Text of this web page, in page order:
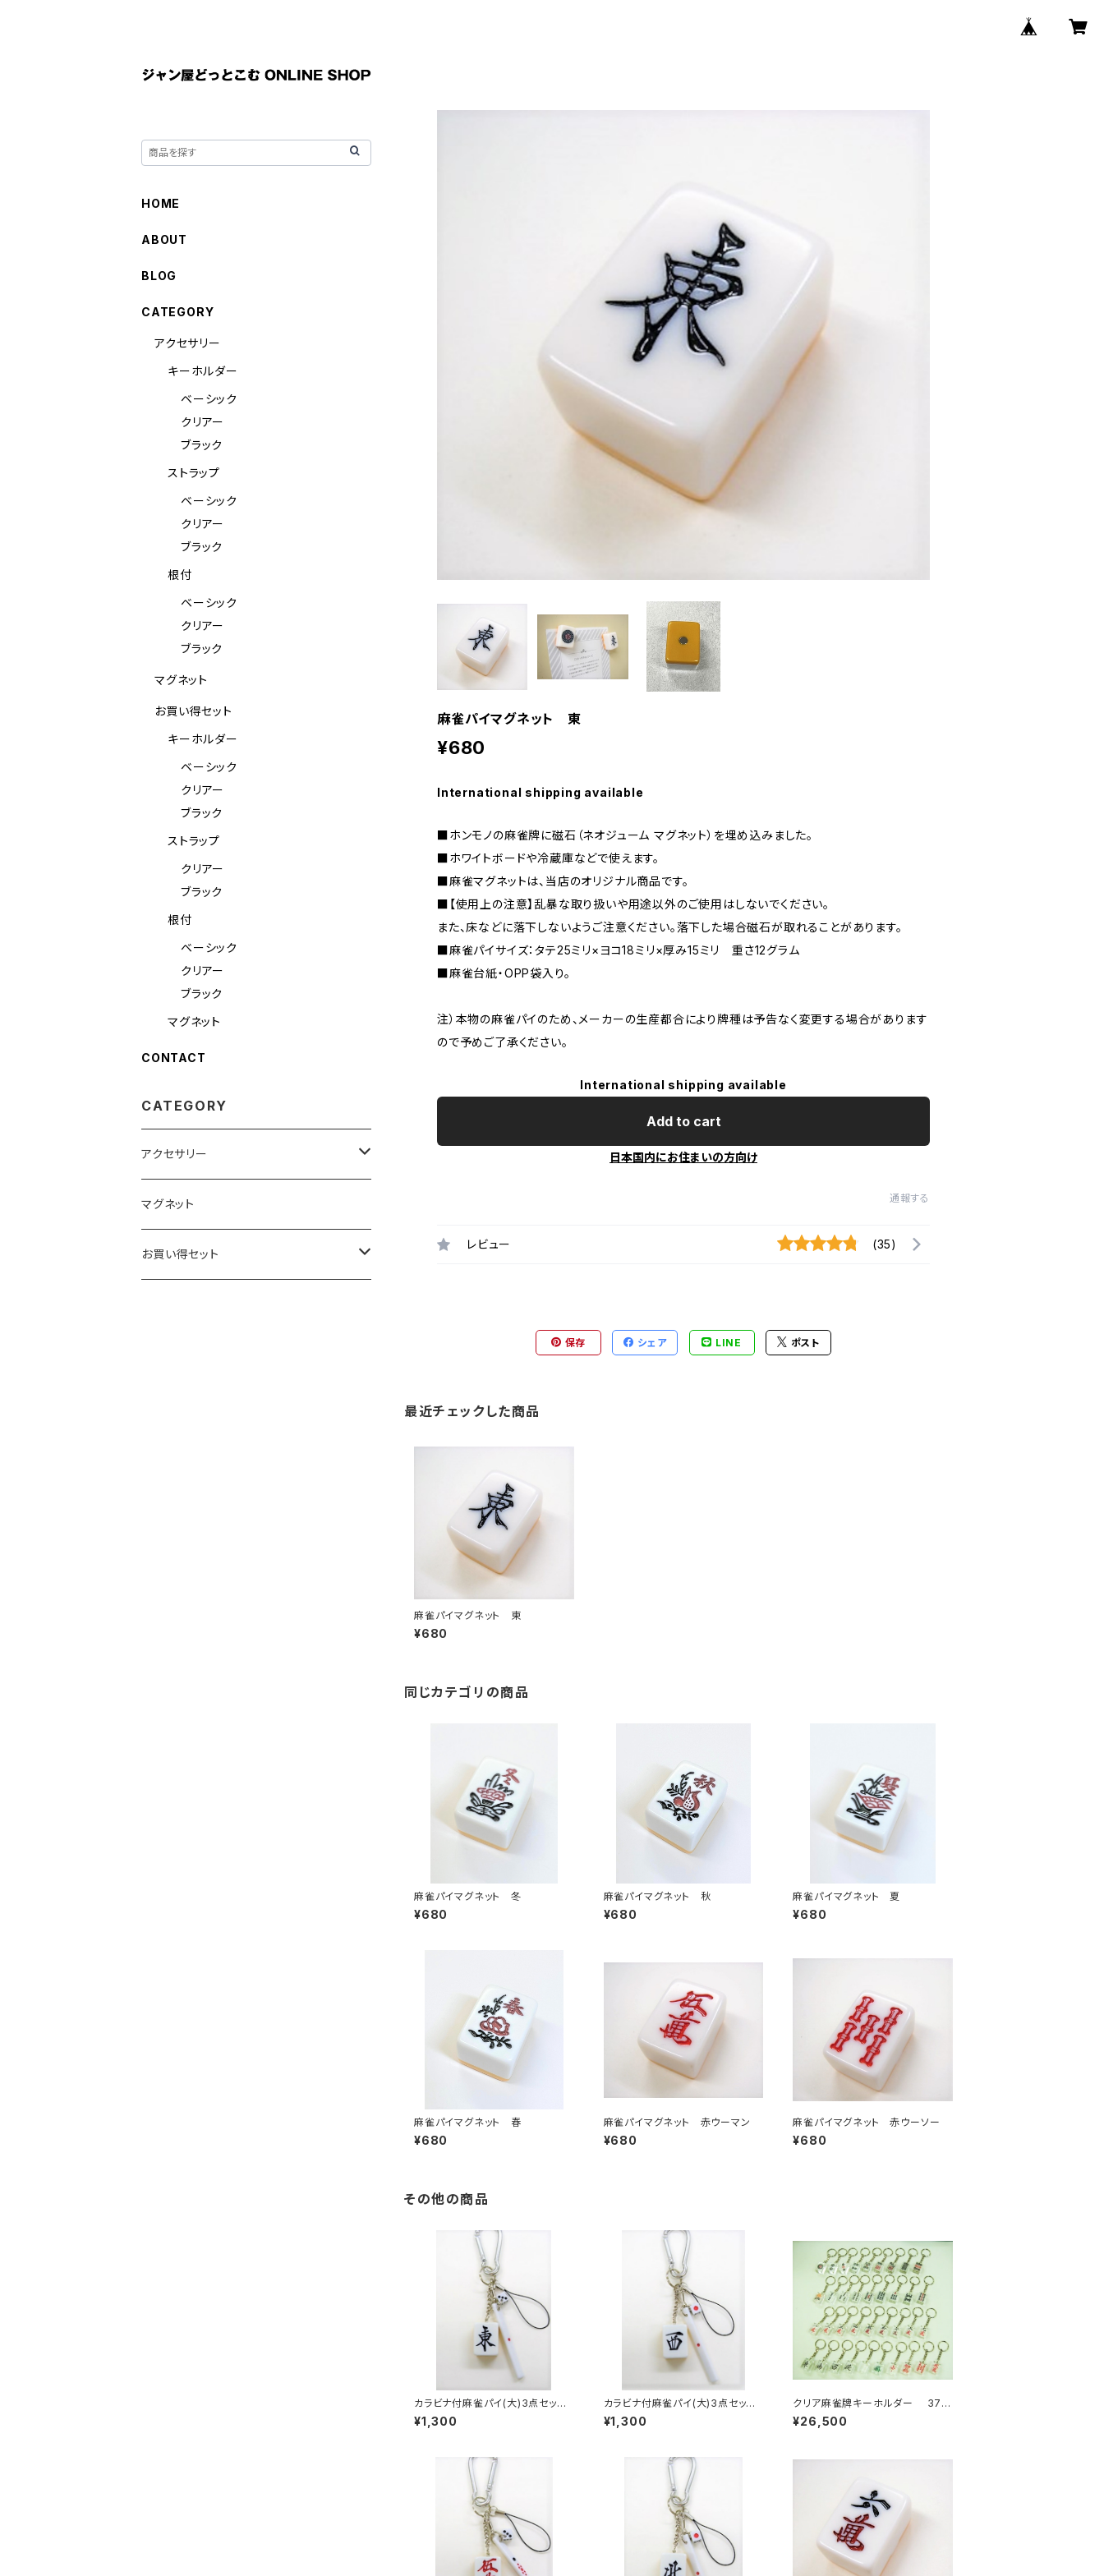
麻雀パイマグネット 東
¥680
International shipping available
■ホンモノの麻雀牌に磁石（ネオジューム マグネット）を埋め込みました。
■ホワイトボードや冷蔵庫などで使えます。
■麻雀マグネットは、当店のオリジナル商品です。
■【使用上の注意】乱暴な取り扱いや用途以外のご使用はしないでください。
また、床などに落下しないようご注意ください。落下した場合磁石が取れることがあります。
■麻雀パイサイズ：タテ25ミリ×ヨコ18ミリ×厚み15ミリ 重さ12グラム
■麻雀台紙・OPP袋入り。
注）本物の麻雀パイのため、メーカーの生産都合により牌種は予告なく変更する場合があります
ので予めご了承ください。
International shipping available
Add to cart
日本国内にお住まいの方向け
通報する
レビュー (35)
保存 シェア LINE ポスト
最近チェックした商品
麻雀パイマグネット 東
¥680
同じカテゴリの商品
麻雀パイマグネット 冬
¥680
麻雀パイマグネット 秋
¥680
麻雀パイマグネット 夏
¥680
麻雀パイマグネット 春
¥680
麻雀パイマグネット 赤ウーマン
¥680
麻雀パイマグネット 赤ウーソー
¥680
その他の商品
カラビナ付麻雀パイ(大)3点セット
キーホルダー 【東】
¥1,300
カラビナ付麻雀パイ(大)3点セット
キーホルダー 【西】
¥1,300
クリア麻雀牌キーホルダー 37個
入りセット 【コード：JA-6546】
¥26,500
HOME
ABOUT
BLOG
CATEGORY
アクセサリー
キーホルダー
ベーシック
クリアー
ブラック
ストラップ
ベーシック
クリアー
ブラック
根付
ベーシック
クリアー
ブラック
マグネット
お買い得セット
キーホルダー
ベーシック
クリアー
ブラック
ストラップ
クリアー
ブラック
根付
ベーシック
クリアー
ブラック
マグネット
CONTACT
CATEGORY
アクセサリー
キーホルダー
ベーシック
ストラップ
マグネット
お買い得セット